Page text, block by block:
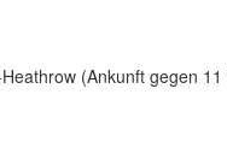
(Ankunft gegen